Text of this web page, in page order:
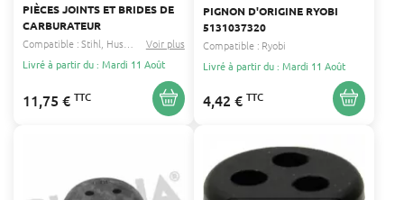
PIÈCES JOINTS ET BRIDES DE
CARBURATEUR
Compatible :Stihl Husqvarna ...
Voir plus
Livré à partir du : Mardi 11 Août
11,75 € TTC
PIGNON D'ORIGINE RYOBI
5131037320
Compatible : Ryobi
Livré à partir du : Mardi 11 Août
4,42 € TTC